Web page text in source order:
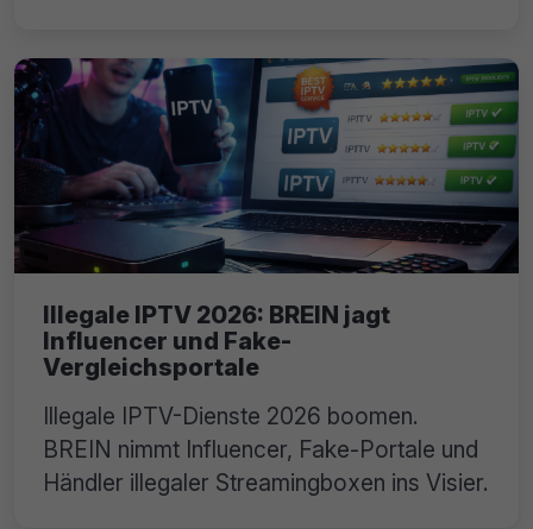
Illegale IPTV 2026: BREIN jagt
Influencer und Fake-
Vergleichsportale
Illegale IPTV-Dienste 2026 boomen.
BREIN nimmt Influencer, Fake-Portale und
Händler illegaler Streamingboxen ins Visier.